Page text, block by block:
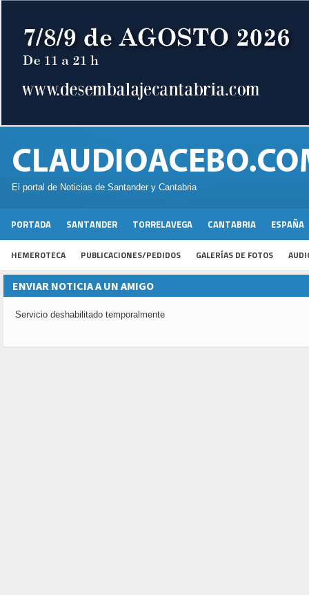
El portal de Noticias de Santander y Cantabria
PORTADA SANTANDER TORRELAVEGA CANTABRIA ESPAÑA
HEMEROTECA PUBLICACIONES/PEDIDOS GALERÍAS DE FOTOS
ENVIAR NOTICIA A UN AMIGO
Servicio deshabilitado temporalmente